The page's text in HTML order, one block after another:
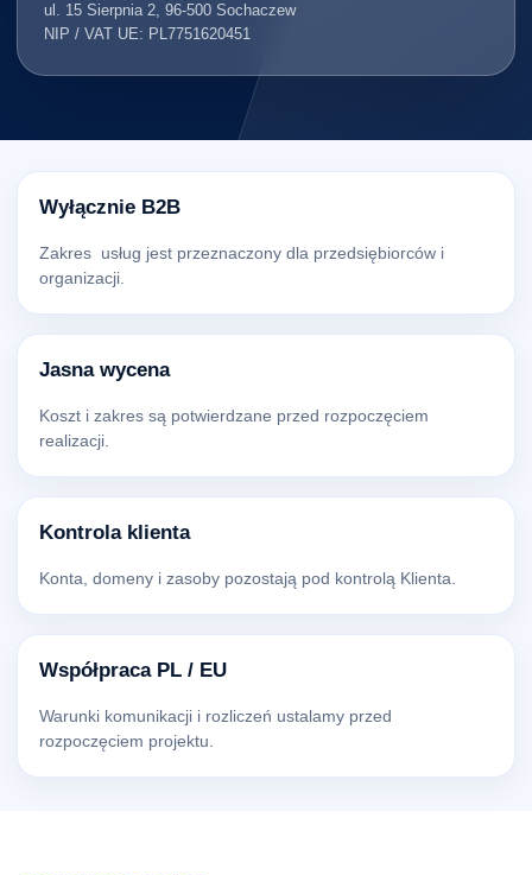
ul. 15 Sierpnia 2, 96-500 Sochaczew
NIP / VAT UE: PL7751620451
Wyłącznie B2B
Zakres usług jest przeznaczony dla przedsiębiorców i
organizacji.
Jasna wycena
Koszt i zakres są potwierdzane przed rozpoczęciem
realizacji.
Kontrola klienta
Konta, domeny i zasoby pozostają pod kontrolą Klienta.
Współpraca PL / EU
Warunki komunikacji i rozliczeń ustalamy przed
rozpoczęciem projektu.